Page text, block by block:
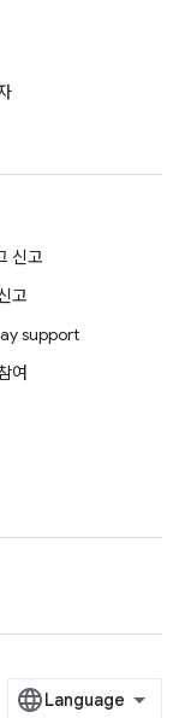
신고
고
support
여